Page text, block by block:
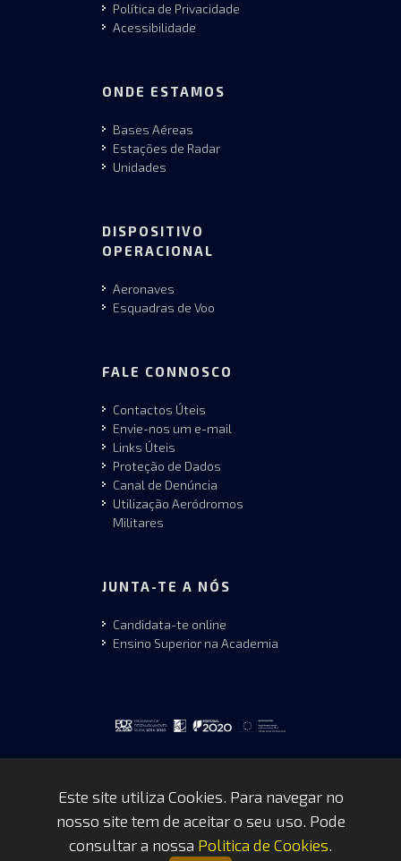
Política de Privacidade
Acessibilidade
ONDE ESTAMOS
Bases Aéreas
Estações de Radar
Unidades
DISPOSITIVO
OPERACIONAL
Aeronaves
Esquadras de Voo
FALE CONNOSCO
Contactos Úteis
Envie-nos um e-mail
Links Úteis
Proteção de Dados
Canal de Denúncia
Utilização Aeródromos
Militares
JUNTA-TE A NÓS
Candidata-te online
Ensino Superior na Academia
Copyrights © 2026 by FAP - DCSI -
Este site utiliza Cookies. Para navegar no
nosso site tem de aceitar o seu uso. Pode
consultar a nossa Politica de Cookies.